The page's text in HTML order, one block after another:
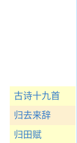
古诗十九首
归去来辞
归田赋